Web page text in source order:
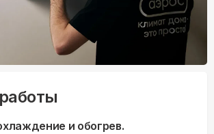
и обогрев.